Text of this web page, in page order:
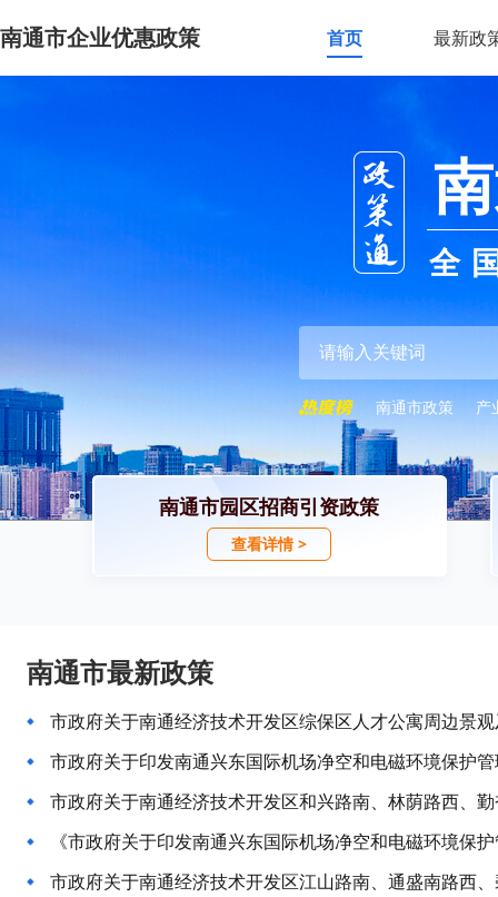
南通市企业优惠政策 首页 最新政
全
南通市政策 产
南通市园区招商引资政策
查看详情 >
南通市最新政策
市政府关于印发南通兴东国际机场净空和电磁环境保护
《市政府关于印发南通兴东国际机场净空和电磁环境保